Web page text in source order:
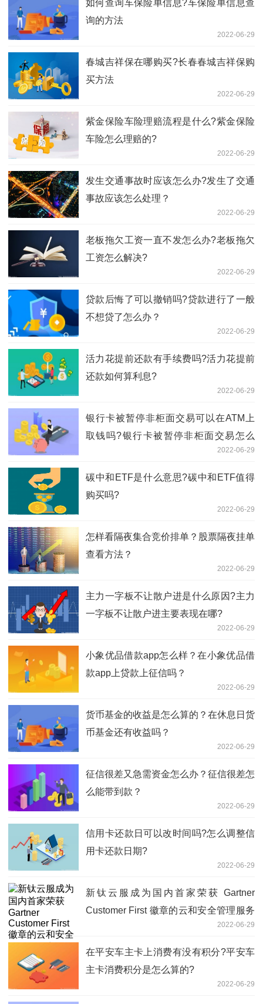
如何查询车保险单信息?车保险单信息查
询的方法
2022-06-29
春城吉祥保在哪购买?长春春城吉祥保购
买方法
2022-06-29
紫金保险车险理赔流程是什么?紫金保险
车险怎么理赔的?
2022-06-29
发生交通事故时应该怎么办?发生了交通
事故应该怎么处理？
2022-06-29
老板拖欠工资一直不发怎么办?老板拖欠
工资怎么解决?
2022-06-29
贷款后悔了可以撤销吗?贷款进行了一般
不想贷了怎么办？
2022-06-29
活力花提前还款有手续费吗?活力花提前
还款如何算利息?
2022-06-29
银行卡被暂停非柜面交易可以在ATM上
取钱吗?银行卡被暂停非柜面交易怎么
2022-06-29
碳中和ETF是什么意思?碳中和ETF值得
购买吗?
2022-06-29
怎样看隔夜集合竞价排单？股票隔夜挂单
查看方法？
2022-06-29
主力一字板不让散户进是什么原因?主力
一字板不让散户进主要表现在哪?
2022-06-29
小象优品借款app怎么样？在小象优品借
款app上贷款上征信吗？
2022-06-29
货币基金的收益是怎么算的？在休息日货
币基金还有收益吗？
2022-06-29
征信很差又急需资金怎么办？征信很差怎
么能带到款？
2022-06-29
信用卡还款日可以改时间吗?怎么调整信
用卡还款日期?
2022-06-29
新钛云服成为国内首家荣获 Gartner
Customer First 徽章的云和安全管理服务
2022-06-29
在平安车主卡上消费有没有积分?平安车
主卡消费积分是怎么算的?
2022-06-29